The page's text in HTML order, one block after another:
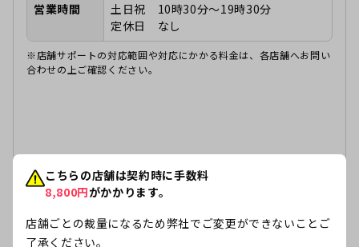
営業時間
土日祝 10時30分～19時30分
定休日 なし
※店舗サポートの対応範囲や対応にかかる料金は、各店舗へお問い
合わせの上ご確認ください。
こちらの店舗は契約時に手数料
8,800円がかかります。
店舗ごとの裁量になるため弊社でご変更ができないことご
了承ください。